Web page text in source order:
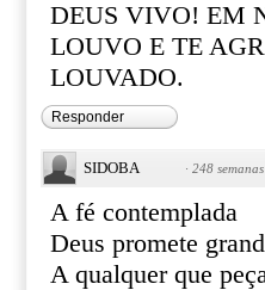
DEUS VIVO! EM
LOUVO E TE
LOUVADO.
Responder
SIDOBA · 248
A fé contemplada
Deus promete
A qualquer que